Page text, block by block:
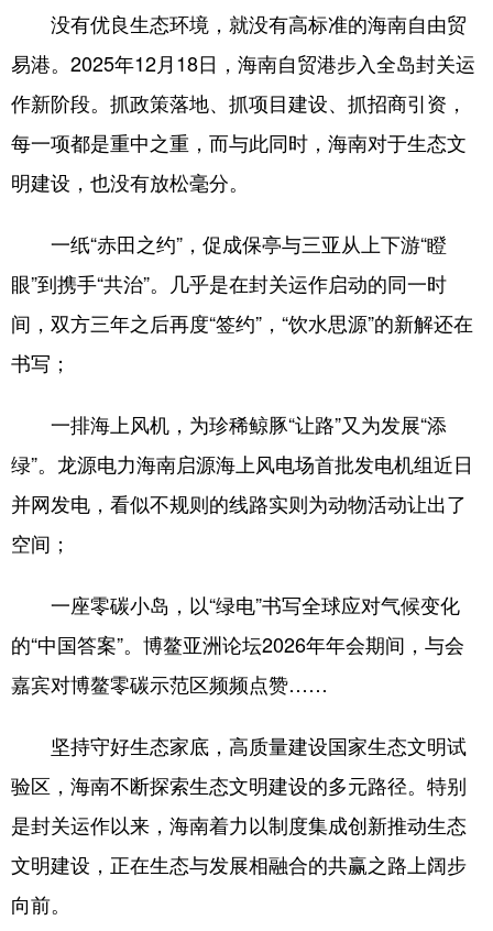
没有优良生态环境，就没有高标准的海南自由贸
易港。2025年12月18日，海南自贸港步入全岛封关运
作新阶段。抓政策落地、抓项目建设、抓招商引资，
每一项都是重中之重，而与此同时，海南对于生态文
明建设，也没有放松毫分。
一纸“赤田之约”，促成保亭与三亚从上下游“瞪
眼”到携手“共治”。几乎是在封关运作启动的同一时
间，双方三年之后再度“签约”，“饮水思源”的新解还在
书写；
一排海上风机，为珍稀鲸豚“让路”又为发展“添
绿”。龙源电力海南启源海上风电场首批发电机组近日
并网发电，看似不规则的线路实则为动物活动让出了
空间；
一座零碳小岛，以“绿电”书写全球应对气候变化
的“中国答案”。博鳌亚洲论坛2026年年会期间，与会
嘉宾对博鳌零碳示范区频频点赞……
坚持守好生态家底，高质量建设国家生态文明试
验区，海南不断探索生态文明建设的多元路径。特别
是封关运作以来，海南着力以制度集成创新推动生态
文明建设，正在生态与发展相融合的共赢之路上阔步
向前。